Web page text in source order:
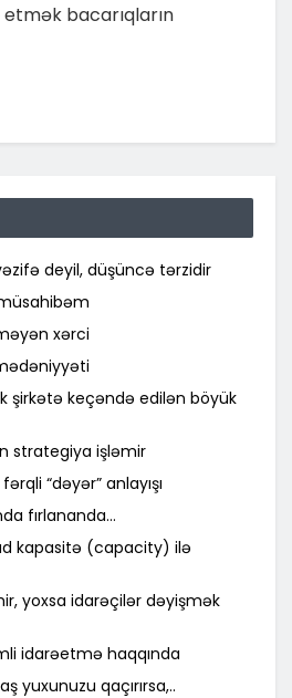
bacarıqların
deyil, düşüncə tərzidir
xərci
şirkətə keçəndə edilən böyük
strategiya işləmir
“dəyər” anlayışı
fırlananda…
kapasitə (capacity) ilə
yoxsa idarəçilər dəyişmək
idarəetmə haqqında
yuxunuzu qaçırırsa,..